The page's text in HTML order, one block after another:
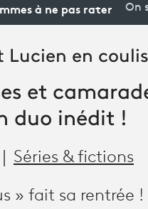
à ne pas rater On
Lucien en
et
duo inédit !
Séries & fictions
» fait sa rentrée